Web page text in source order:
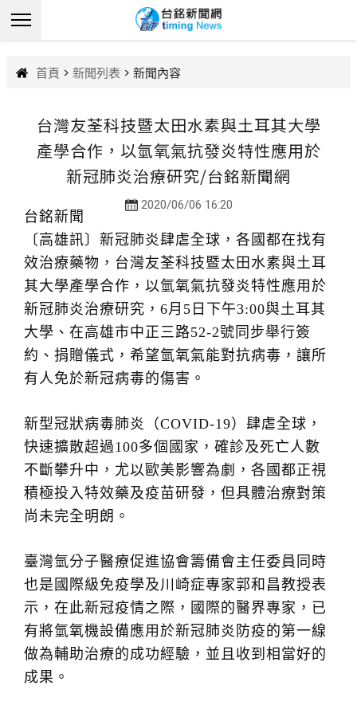
首頁 > 新聞列表 > 新聞內容
台灣友荃科技暨太田水素與土耳其大學
產學合作，以氫氧氣抗發炎特性應用於
新冠肺炎治療研究/台銘新聞網
2020/06/06 16:20
台銘新聞
〔高雄訊〕新冠肺炎肆虐全球，各國都在找有
效治療藥物，台灣友荃科技暨太田水素與土耳
其大學產學合作，以氫氧氣抗發炎特性應用於
新冠肺炎治療研究，6月5日下午3:00與土耳其
大學、在高雄市中正三路52-2號同步舉行簽
約、捐贈儀式，希望氫氧氣能對抗病毒，讓所
有人免於新冠病毒的傷害。
新型冠狀病毒肺炎（COVID-19）肆虐全球，
快速擴散超過100多個國家，確診及死亡人數
不斷攀升中，尤以歐美影響為劇，各國都正視
積極投入特效藥及疫苗研發，但具體治療對策
尚未完全明朗。
臺灣氫分子醫療促進協會籌備會主任委員同時
也是國際級免疫學及川崎症專家郭和昌教授表
示，在此新冠疫情之際，國際的醫界專家，已
有將氫氧機設備應用於新冠肺炎防疫的第一線
做為輔助治療的成功經驗，並且收到相當好的
成果。